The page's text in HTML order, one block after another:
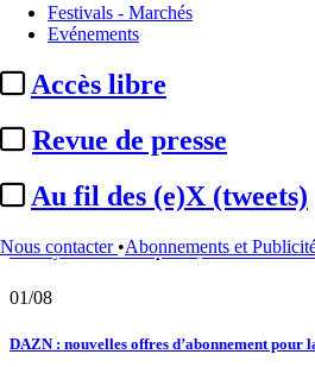
Festivals - Marchés
Evénements
Accès libre
Revue de presse
Au fil des (e)X (tweets)
Nous contacter •Abonnements et
02/08
Satellifacts : pause d'été
02/08
"L'Odyssée" : à Montpellier, le seul cinéma
01/08
DAZN : nouvelles offres d’abonnement pour